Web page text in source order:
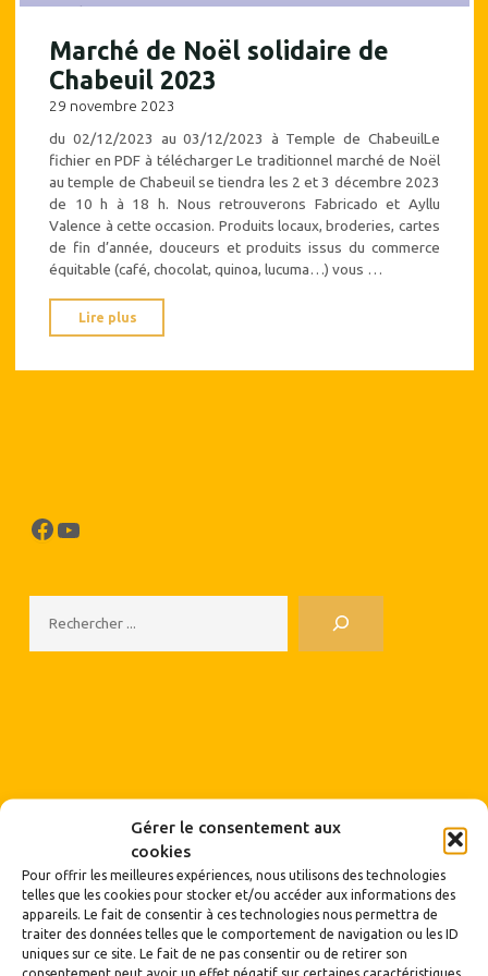
Gérer le consentement aux
cookies
Pour offrir les meilleures expériences, nous utilisons des technologies
telles que les cookies pour stocker et/ou accéder aux informations des
appareils. Le fait de consentir à ces technologies nous permettra de
traiter des données telles que le comportement de navigation ou les ID
uniques sur ce site. Le fait de ne pas consentir ou de retirer son
consentement peut avoir un effet négatif sur certaines caractéristiques
Marché de Noël solidaire de
Chabeuil 2023
29 novembre 2023
du 02/12/2023 au 03/12/2023 à Temple de ChabeuilLe
fichier en PDF à télécharger Le traditionnel marché de Noël
au temple de Chabeuil se tiendra les 2 et 3 décembre 2023
de 10 h à 18 h. Nous retrouverons Fabricado et Ayllu
Valence à cette occasion. Produits locaux, broderies, cartes
de fin d’année, douceurs et produits issus du commerce
équitable (café, chocolat, quinoa, lucuma…) vous …
Lire plus
de
Facebook
YouTube
Articles récents
Bulletin 180-181 du deuxième trimestre 2026
Vente exceptionnelle de tissus à Mornant le 30 mai 2026 de 9h à